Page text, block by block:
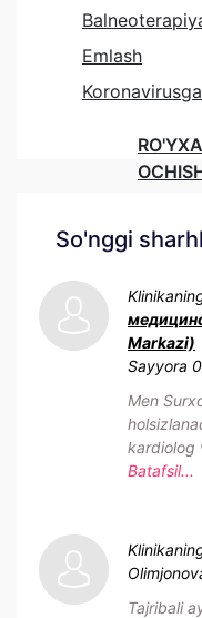
Emlash
So'nggi
Markazi)
Sayyora
Men
kardiolog
Batafsil...
Tajribali